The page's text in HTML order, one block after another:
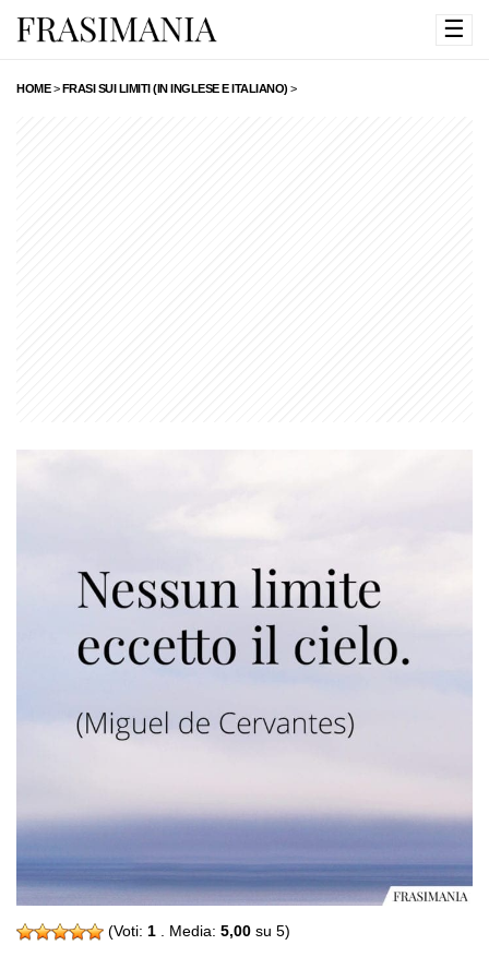
☰
HOME>FRASI SUI LIMITI (IN INGLESE E ITALIANO) >
(Voti: 1 . Media: 5,00 su 5)